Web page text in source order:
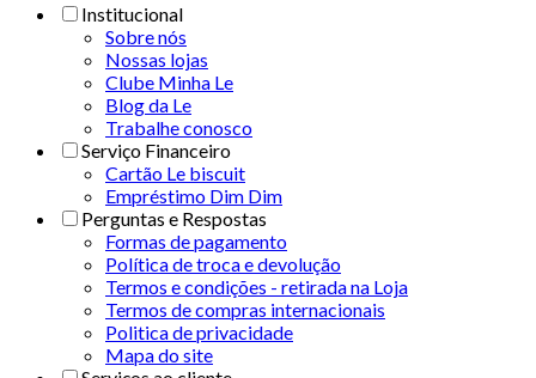
Institucional
Sobre nós
Nossas lojas
Clube Minha Le
Blog da Le
Trabalhe conosco
Serviço Financeiro
Cartão Le biscuit
Empréstimo Dim Dim
Perguntas e Respostas
Formas de pagamento
Política de troca e devolução
Termos e condições - retirada na Loja
Termos de compras internacionais
Politica de privacidade
Mapa do site